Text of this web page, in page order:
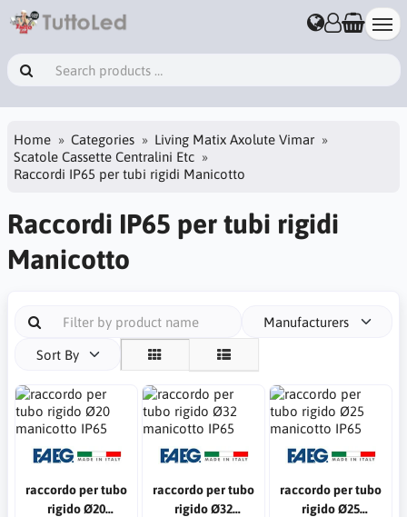
Home Categories
Living Matix Axolute Vimar
Scatole Cassette Centralini Etc
Raccordi IP65 per tubi rigidi Manicotto
Raccordi IP65 per tubi rigidi
Manicotto
Manufacturers
Sort By
raccordo per tubo
rigido Ø20
raccordo per tubo
rigido Ø32
raccordo per tubo
rigido Ø25